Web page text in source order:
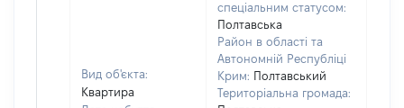
Вид об'єкта:
Квартира
спеціальним статусом:
Полтавська
Район в області та
Автономній Республіці
Крим: Полтавський
Територіальна громада: